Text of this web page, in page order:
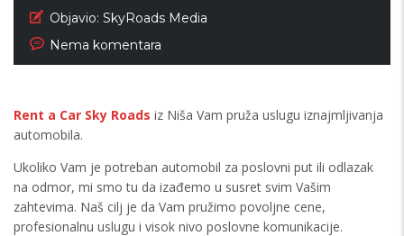
Objavio: SkyRoads Media
Nema komentara
Rent a Car Sky Roads iz Niša Vam pruža uslugu iznajmljivanja
automobila.
Ukoliko Vam je potreban automobil za poslovni put ili odlazak
na odmor, mi smo tu da izađemo u susret svim Vašim
zahtevima. Naš cilj je da Vam pružimo povoljne cene,
profesionalnu uslugu i visok nivo poslovne komunikacije.